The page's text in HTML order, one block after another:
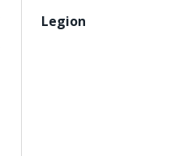
Legion